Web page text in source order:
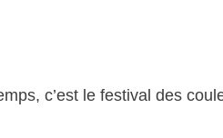
c’est le festival des